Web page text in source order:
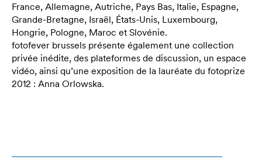
France, Allemagne, Autriche, Pays Bas, Italie, Espagne,
Grande-Bretagne, Israël, États-Unis, Luxembourg,
Hongrie, Pologne, Maroc et Slovénie.
fotofever brussels présente également une collection
privée inédite, des plateformes de discussion, un espace
vidéo, ainsi qu’une exposition de la lauréate du fotoprize
2012 : Anna Orlowska.